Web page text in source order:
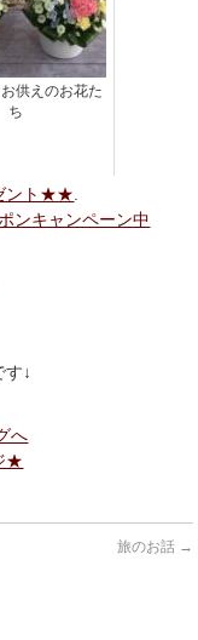
供えのお花た
ち
ント★★
キャンペーン中
↓
へ
★
旅のお話 →